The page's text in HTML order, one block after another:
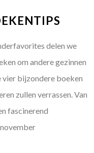
delen we
om andere gezinnen
vier bijzondere boeken
zullen verrassen. Van
fascinerend